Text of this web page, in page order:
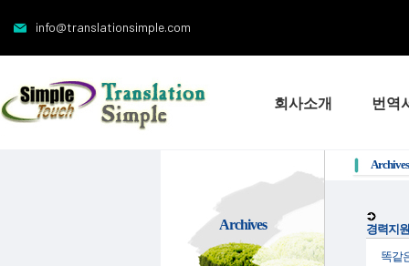
info@translationsimple.com
회사소개 번역
Archives
Archives
경력지
똑같